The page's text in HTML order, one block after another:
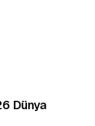
Dünya